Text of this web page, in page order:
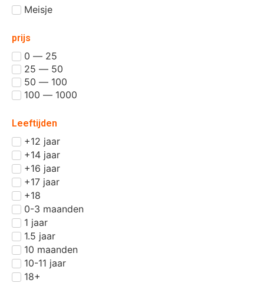
Meisje
prijs
0 — 25
25 — 50
50 — 100
100 — 1000
Leeftijden
+12 jaar
+14 jaar
+16 jaar
+17 jaar
+18
0-3 maanden
1 jaar
1.5 jaar
10 maanden
10-11 jaar
18+